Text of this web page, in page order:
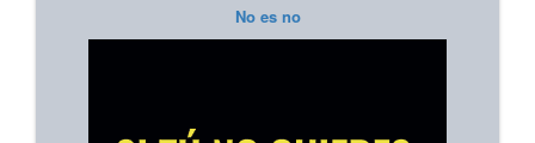
No es no